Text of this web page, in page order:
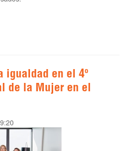
igualdad en el 4º
de la Mujer en el